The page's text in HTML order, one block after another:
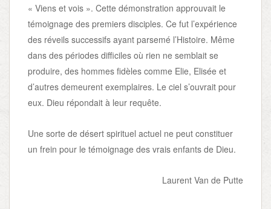
« Viens et vois ». Cette démonstration approuvait le
témoignage des premiers disciples. Ce fut l’expérience
des réveils successifs ayant parsemé l’Histoire. Même
dans des périodes difficiles où rien ne semblait se
produire, des hommes fidèles comme Elie, Elisée et
d’autres demeurent exemplaires. Le ciel s’ouvrait pour
eux. Dieu répondait à leur requête.
Une sorte de désert spirituel actuel ne peut constituer
un frein pour le témoignage des vrais enfants de Dieu.
Laurent Van de Putte